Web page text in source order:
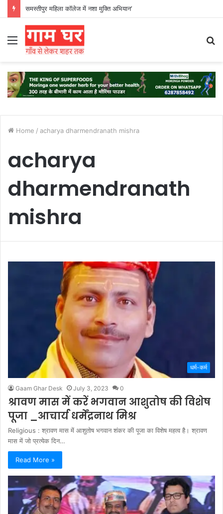
समस्तीपुर महिला कॉलेज में नशा मुक्ति अभियान’
Menu
Home / acharya dharmendranath mishra
acharya
dharmendranath
mishra
धर्म-कर्म
Gaam Ghar Desk July 3, 2023 0
श्रावण मास में करें भगवान आशुतोष की विशेष
पूजा _आचार्य धर्मेंद्रनाथ मिश्र
Religious : श्रावण मास में आशुतोष भगवान शंकर की पूजा का विशेष महत्व है। श्रावण
मास में जो प्रत्येक दिन…
Read More »